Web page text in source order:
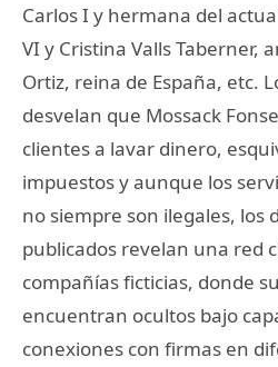
Carlos I y hermana del
VI y Cristina Valls Taberner,
Ortiz, reina de España, etc.
desvelan que Mossack
clientes a lavar dinero,
impuestos y aunque los
no siempre son ilegales, los
publicados revelan una red
compañías ficticias, donde
encuentran ocultos bajo
conexiones con firmas en